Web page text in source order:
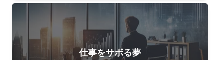
仕事をサボる夢